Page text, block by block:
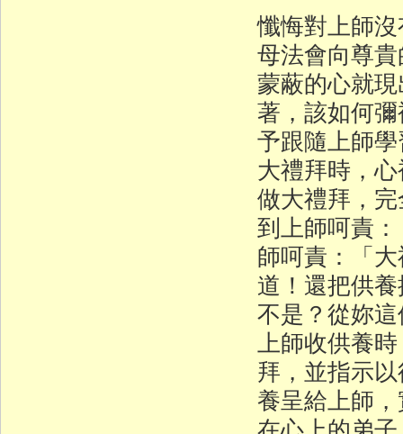
懺悔對上師
母法會向尊
蒙蔽的心就
著，該如何
予跟隨上師
大禮拜時，
做大禮拜，
到上師呵責
師呵責：「
道！還把供
不是？從妳
上師收供養
拜，並指示
養呈給上師